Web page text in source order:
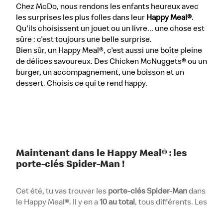
Chez McDo, nous rendons les enfants heureux avec
les surprises les plus folles dans leur Happy Meal®.
Qu'ils choisissent un jouet ou un livre... une chose est
sûre : c'est toujours une belle surprise.
Bien sûr, un Happy Meal®, c'est aussi une boîte pleine
de délices savoureux. Des Chicken McNuggets® ou un
burger, un accompagnement, une boisson et un
dessert. Choisis ce qui te rend happy.
Maintenant dans le Happy Meal® : les
porte-clés Spider-Man !
Cet été, tu vas trouver les porte-clés Spider-Mandans
le Happy Meal®. Il y en a10 au total, tous différents. Les